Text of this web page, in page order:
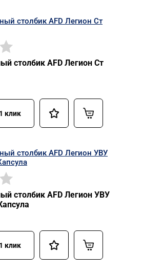
столбик AFD Легион Ст
клик
столбик AFD Легион УВУ
клик